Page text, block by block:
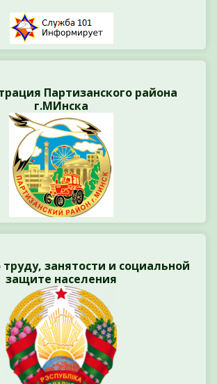
Партизанского района
г.МИнска
занятости и социальной
защите населения